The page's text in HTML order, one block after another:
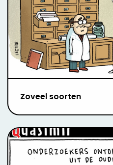
Zoveel soorten